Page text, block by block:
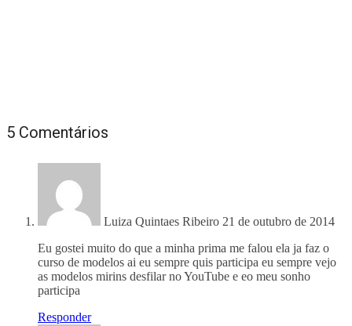
5 Comentários
Luiza Quintaes Ribeiro 21 de outubro de 2014
Eu gostei muito do que a minha prima me falou ela ja faz o
curso de modelos ai eu sempre quis participa eu sempre vejo
as modelos mirins desfilar no YouTube e eo meu sonho
participa
Responder